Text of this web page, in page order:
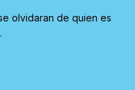
olvidaran de quien es